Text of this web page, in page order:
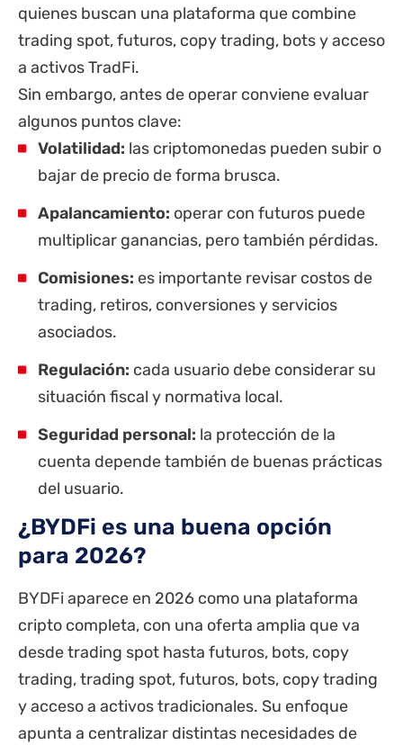
quienes buscan una plataforma que combine
trading spot, futuros, copy trading, bots y acceso
a activos TradFi.
Sin embargo, antes de operar conviene evaluar
algunos puntos clave:
Volatilidad: las criptomonedas pueden subir o
bajar de precio de forma brusca.
Apalancamiento: operar con futuros puede
multiplicar ganancias, pero también pérdidas.
Comisiones: es importante revisar costos de
trading, retiros, conversiones y servicios
asociados.
Regulación: cada usuario debe considerar su
situación fiscal y normativa local.
Seguridad personal: la protección de la
cuenta depende también de buenas prácticas
del usuario.
¿BYDFi es una buena opción
para 2026?
BYDFi aparece en 2026 como una plataforma
cripto completa, con una oferta amplia que va
desde trading spot hasta futuros, bots, copy
trading, trading spot, futuros, bots, copy trading
y acceso a activos tradicionales. Su enfoque
apunta a centralizar distintas necesidades de